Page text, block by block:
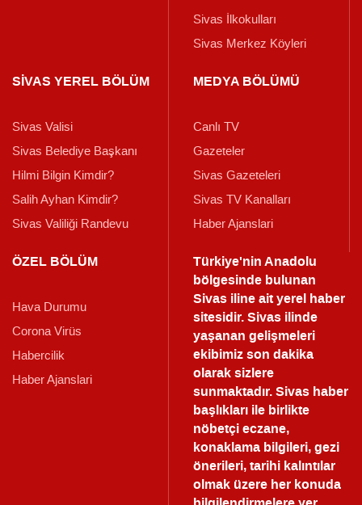
Sivas İlkokulları
Sivas Merkez Köyleri
SİVAS YEREL BÖLÜM
Sivas Valisi
Sivas Belediye Başkanı
Hilmi Bilgin Kimdir?
Salih Ayhan Kimdir?
Sivas Valiliği Randevu
MEDYA BÖLÜMÜ
Canlı TV
Gazeteler
Sivas Gazeteleri
Sivas TV Kanalları
Haber Ajanslari
ÖZEL BÖLÜM
Hava Durumu
Corona Virüs
Habercilik
Haber Ajanslari
Türkiye'nin Anadolu
bölgesinde bulunan
Sivas iline ait yerel haber
sitesidir. Sivas ilinde
yaşanan gelişmeleri
ekibimiz son dakika
olarak sizlere
sunmaktadır.Sivas haber
başlıkları ile birlikte
nöbetçi eczane,
konaklama bilgileri, gezi
önerileri, tarihi kalıntılar
olmak üzere her konuda